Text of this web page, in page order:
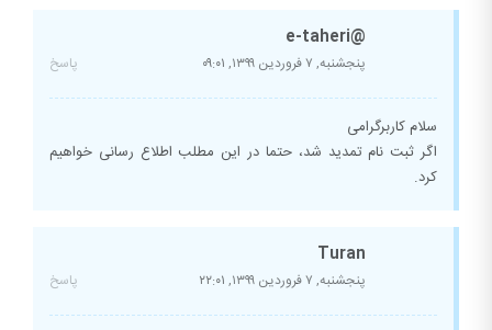
@e-taheri
پنجشنبه, ۷ فروردین ۱۳۹۹, ۰۹:۰۱ پاسخ
سلام کاربرگرامی
اگر ثبت نام تمدید شد، حتما در این مطلب اطلاع رسانی خواهیم
کرد.
Turan
پنجشنبه, ۷ فروردین ۱۳۹۹, ۲۲:۰۱ پاسخ